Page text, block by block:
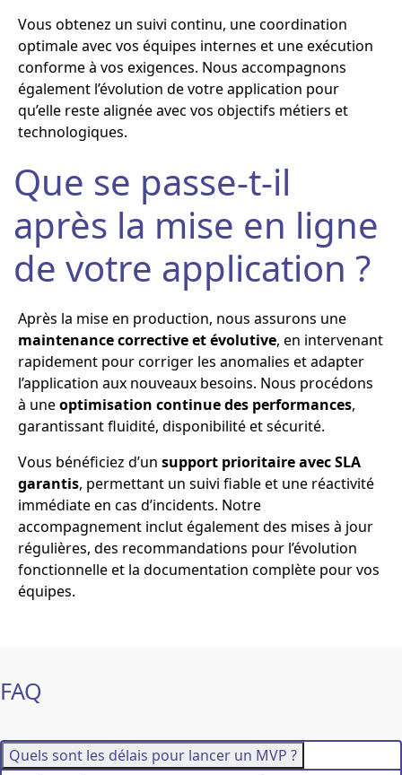
Vous obtenez un suivi continu, une coordination
optimale avec vos équipes internes et une exécution
conforme à vos exigences. Nous accompagnons
également l’évolution de votre application pour
qu’elle reste alignée avec vos objectifs métiers et
technologiques.
Que se passe-t-il
après la mise en ligne
de votre application ?
Après la mise en production, nous assurons une
maintenance corrective et évolutive, en intervenant
rapidement pour corriger les anomalies et adapter
l’application aux nouveaux besoins. Nous procédons
à uneoptimisation continue des performances,
garantissant fluidité, disponibilité et sécurité.
Vous bénéficiez d’un support prioritaire avec SLA
garantis, permettant un suivi fiable et une réactivité
immédiate en cas d’incidents. Notre
accompagnement inclut également des mises à jour
régulières, des recommandations pour l’évolution
fonctionnelle et la documentation complète pour vos
équipes.
FAQ
Quels sont les délais pour lancer un MVP ?